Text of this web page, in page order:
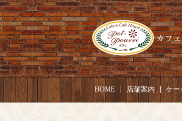
HOME 店舗案内 ケー